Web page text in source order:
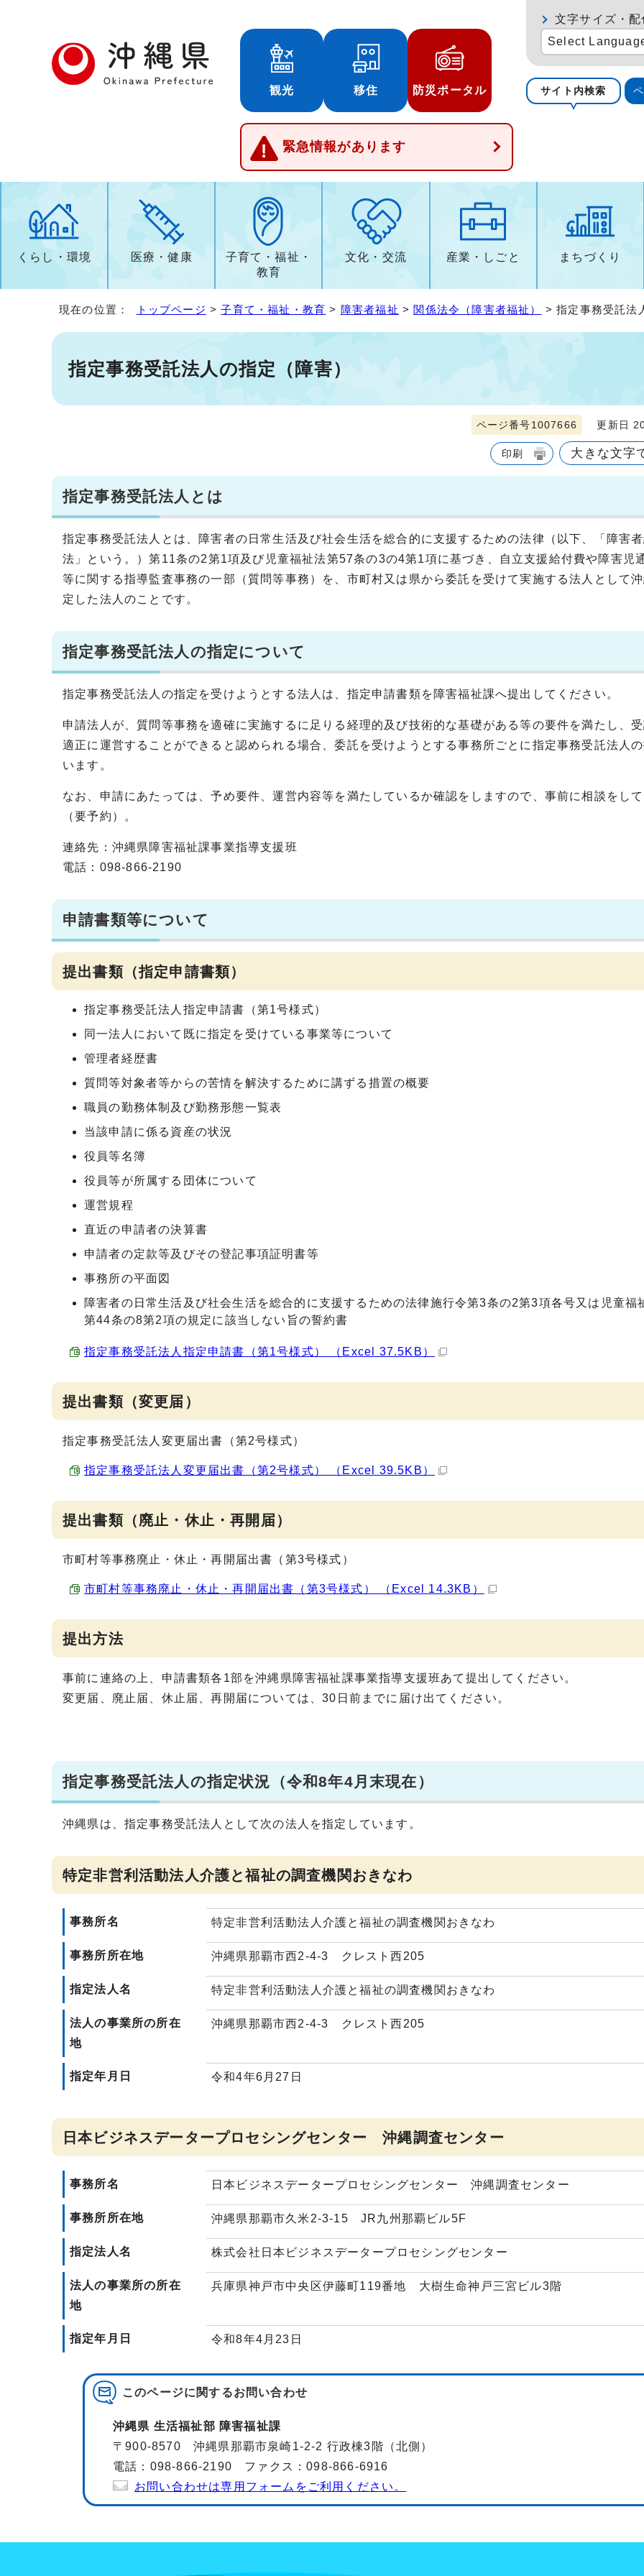
観光 移住 防災ポータル
緊急情報があります
文字サイズ・配
Select
サイト内検索
くらし・環境 医療・健康
子育て・福祉・
教育
文化・交流 産業・しごと まちづくり
現在の位置： トップページ >子育て・福祉・教育 > 障害者福祉 > 関係法令（障害者福祉） > 指定事務受託法
指定事務受託法人の指定（障害）
ページ番号1007666 更新日
印刷 大きな文字
指定事務受託法人とは
指定事務受託法人とは、障害者の日常生活及び社会生活を総合的に支援するための法律（以下、「障害
法」という。）第11条の2第1項及び児童福祉法第57条の3の4第1項に基づき、自立支援給付費や障害児
等に関する指導監査事務の一部（質問等事務）を、市町村又は県から委託を受けて実施する法人として
定した法人のことです。
指定事務受託法人の指定について
指定事務受託法人の指定を受けようとする法人は、指定申請書類を障害福祉課へ提出してください。
申請法人が、質問等事務を適確に実施するに足りる経理的及び技術的な基礎がある等の要件を満たし、
適正に運営することができると認められる場合、委託を受けようとする事務所ごとに指定事務受託法人
います。
なお、申請にあたっては、予め要件、運営内容等を満たしているか確認をしますので、事前に相談をし
（要予約）。
連絡先：沖縄県障害福祉課事業指導支援班
電話：098-866-2190
申請書類等について
提出書類（指定申請書類）
指定事務受託法人指定申請書（第1号様式）
同一法人において既に指定を受けている事業等について
管理者経歴書
質問等対象者等からの苦情を解決するために講ずる措置の概要
職員の勤務体制及び勤務形態一覧表
当該申請に係る資産の状況
役員等名簿
役員等が所属する団体について
運営規程
直近の申請者の決算書
申請者の定款等及びその登記事項証明書等
事務所の平面図
障害者の日常生活及び社会生活を総合的に支援するための法律施行令第3条の2第3項各号又は児童福
第44条の8第2項の規定に該当しない旨の誓約書
指定事務受託法人指定申請書（第1号様式） （Excel 37.5KB）
提出書類（変更届）
指定事務受託法人変更届出書（第2号様式）
指定事務受託法人変更届出書（第2号様式） （Excel 39.5KB）
提出書類（廃止・休止・再開届）
市町村等事務廃止・休止・再開届出書（第3号様式）
市町村等事務廃止・休止・再開届出書（第3号様式） （Excel 14.3KB）
提出方法
事前に連絡の上、申請書類各1部を沖縄県障害福祉課事業指導支援班あて提出してください。
変更届、廃止届、休止届、再開届については、30日前までに届け出てください。
指定事務受託法人の指定状況（令和8年4月末現在）
沖縄県は、指定事務受託法人として次の法人を指定しています。
特定非営利活動法人介護と福祉の調査機関おきなわ
事務所名 特定非営利活動法人介護と福祉の調査機関おきなわ
事務所所在地 沖縄県那覇市西2-4-3 クレスト西205
指定法人名 特定非営利活動法人介護と福祉の調査機関おきなわ
法人の事業所の所在
地
沖縄県那覇市西2-4-3 クレスト西205
指定年月日 令和4年6月27日
日本ビジネスデータープロセシングセンター 沖縄調査センター
事務所名 日本ビジネスデータープロセシングセンター 沖縄調査センター
事務所所在地 沖縄県那覇市久米2-3-15 JR九州那覇ビル5F
指定法人名 株式会社日本ビジネスデータープロセシングセンター
法人の事業所の所在
地
兵庫県神戸市中央区伊藤町119番地 大樹生命神戸三宮ビル3階
指定年月日 令和8年4月23日
このページに関するお問い合わせ
沖縄県 生活福祉部 障害福祉課
〒900-8570 沖縄県那覇市泉崎1-2-2 行政棟3階（北側）
電話：098-866-2190 ファクス：098-866-6916
お問い合わせは専用フォームをご利用ください。